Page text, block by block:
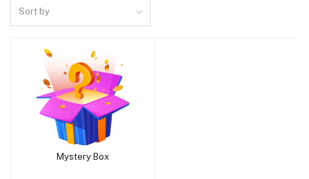
Sort by
পণ্য যোগ করুন
Mystery Box